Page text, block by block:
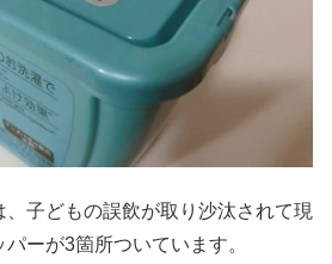
、子どもの誤飲が取り沙汰されて現
ーが3箇所ついています。